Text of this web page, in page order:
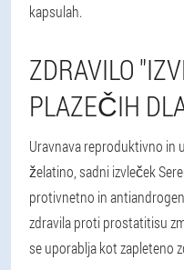
kapsulah.
ZDRAVILO
PLAZEČIH
Uravnava reproduktivno in
želatino, sadni izvleček
protivnetno in
zdravila proti prostatitisu
se uporablja kot zapleteno